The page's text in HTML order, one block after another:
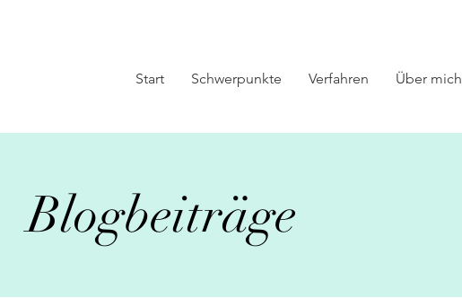
Start Schwerpunkte Verfahren Über mich
Blogbeiträge